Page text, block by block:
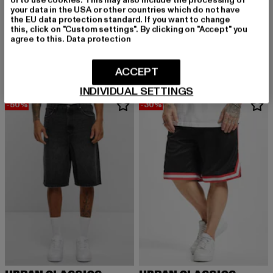
URBAN CLASSICS
Tall
12,99 EUR
Derzeitiger Preis: 12,99 EUR
19,99 EURAktionspreis: 19,99 EURURBAN CLASSICS
29,99 EUR
Derzeitiger Preis: 29,99 EUR
-50% -30%
your data in the USA or other countries which do not have
the EU data protection standard. If you want to change
this, click on "Custom settings". By clicking on "Accept" you
agree to this. Data protection
INDIVIDUAL SETTINGS
ACCEPT